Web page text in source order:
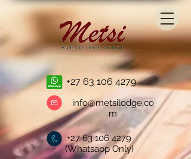
info@metsilodge.co
m
+27 63 106 4279
+27 63 106 4279
(Whatsapp Only)